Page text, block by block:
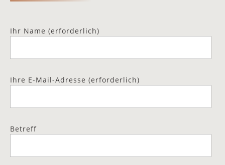
Ihr Name (erforderlich)
Ihre E-Mail-Adresse (erforderlich)
Betreff